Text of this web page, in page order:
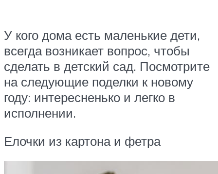
У кого дома есть маленькие дети,
всегда возникает вопрос, чтобы
сделать в детский сад. Посмотрите
на следующие поделки к новому
году: интересненько и легко в
исполнении.
Елочки из картона и фетра